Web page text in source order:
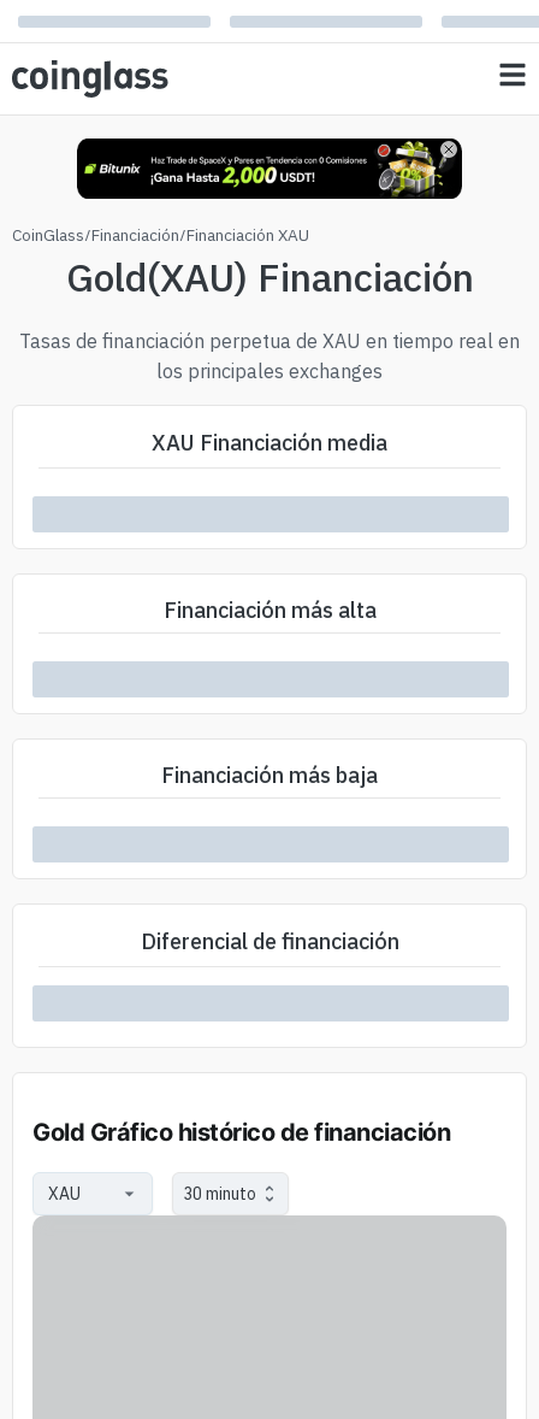
CoinGlass/Financiación/Financiación XAU
Gold(XAU) Financiación
Tasas de financiación perpetua de XAU en tiempo real en
los principales exchanges
XAU Financiación media
Financiación más alta
Financiación más baja
Diferencial de financiación
Gold Gráfico histórico de financiación
30 minuto